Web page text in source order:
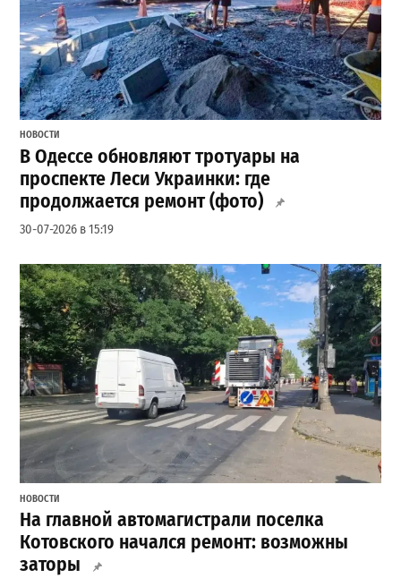
НОВОСТИ
В Одессе обновляют тротуары на
проспекте Леси Украинки: где
продолжается ремонт (фото)
30-07-2026 в 15:19
НОВОСТИ
На главной автомагистрали поселка
Котовского начался ремонт: возможны
заторы